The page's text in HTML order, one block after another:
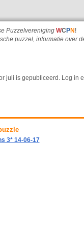
Puzzelvereniging WC PN !
puzzel, informatie over
juli is gepubliceerd. Log in
3* 14-06-17